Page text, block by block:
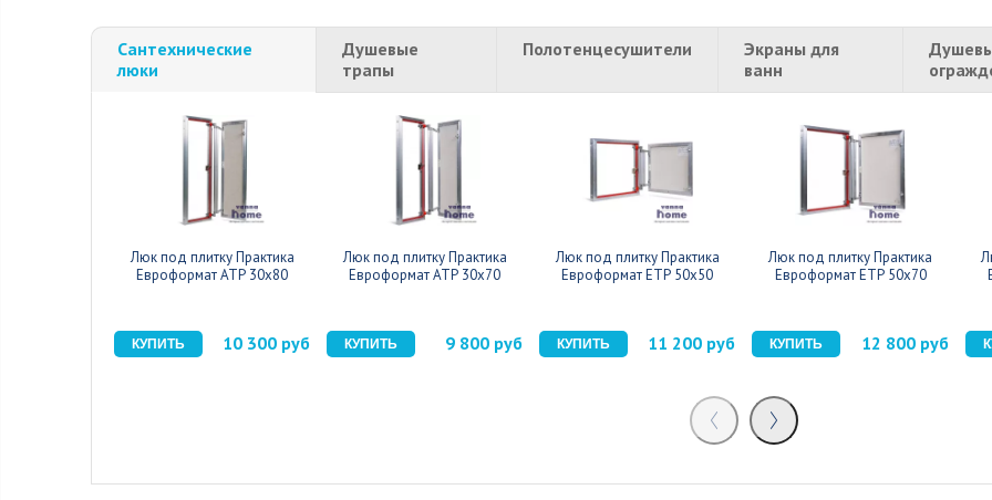
Сантехнические
люки
Душевые
трапы
Полотенцесушители
Экраны для
ванн
Люк под плитку Практика
Евроформат АТР 30x80
10 300 руб
Люк под плитку Практика
Евроформат АТР 30x70
9 800 руб
Люк под плитку Практика
Евроформат ЕТР 50x50
11 200 руб
Люк под плитку Практика
Евроформат ЕТР 50x70
12 800 руб